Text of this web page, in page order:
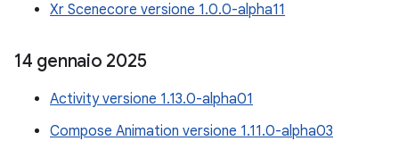
Xr Scenecore versione 1.0.0-alpha11
14 gennaio 2025
Activity versione 1.13.0-alpha01
Compose Animation versione 1.11.0-alpha03